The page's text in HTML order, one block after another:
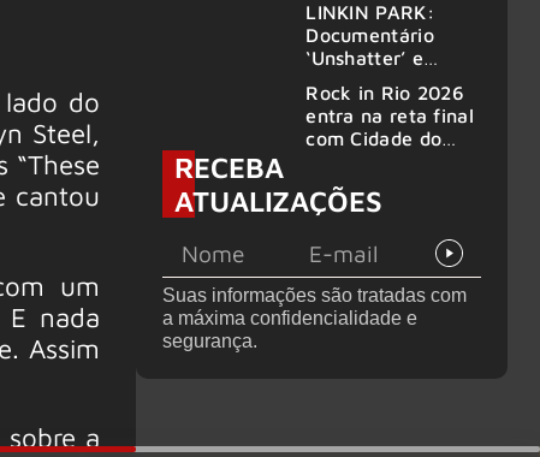
do
Steel,
“These
cantou
um
E nada
Assim
a
50 bandas
LINKIN PARK:
Documentário
‘Unshatter’ e
anunciados
Rock in Rio 2026
entra na reta final
com Cidade do
montagem
acelerada e line-
confirmado
RECEBA
ATUALIZAÇÕES
Suas informações são tratadas com
a máxima confidencialidade e
segurança.